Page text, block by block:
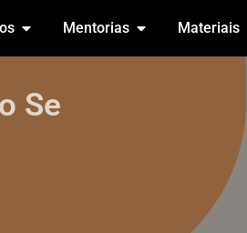
Mentorias Materiais
Se